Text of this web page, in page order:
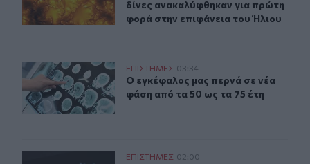
δίνες ανακαλύφθηκαν για πρώτη
φορά στην επιφάνεια του Ήλιου
Ο εγκέφαλος μας περνά σε νέα φάση από τα 50 ως τα 75
ΕΠΙΣΤΗΜΕΣ 03:34
Ο εγκέφαλος μας περνά σε νέα
Ο εγκέφαλος μας περνά σε νέα
φάση από τα 50 ως τα 75 έτη
Οι μισές εταιρείες αναζητούν ειδικούς στην
ΕΠΙΣΤΗΜΕΣ 02:00